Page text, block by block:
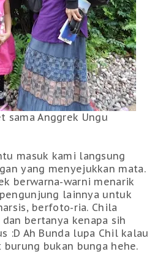
sama Anggrek Ungu
masuk kami langsung
yang menyejukkan mata.
berwarna-warni menarik
lainnya untuk
berfoto-ria. Chila
bertanya kenapa sih
:D Ah Bunda lupa Chil kalau
bukan bunga hehe.